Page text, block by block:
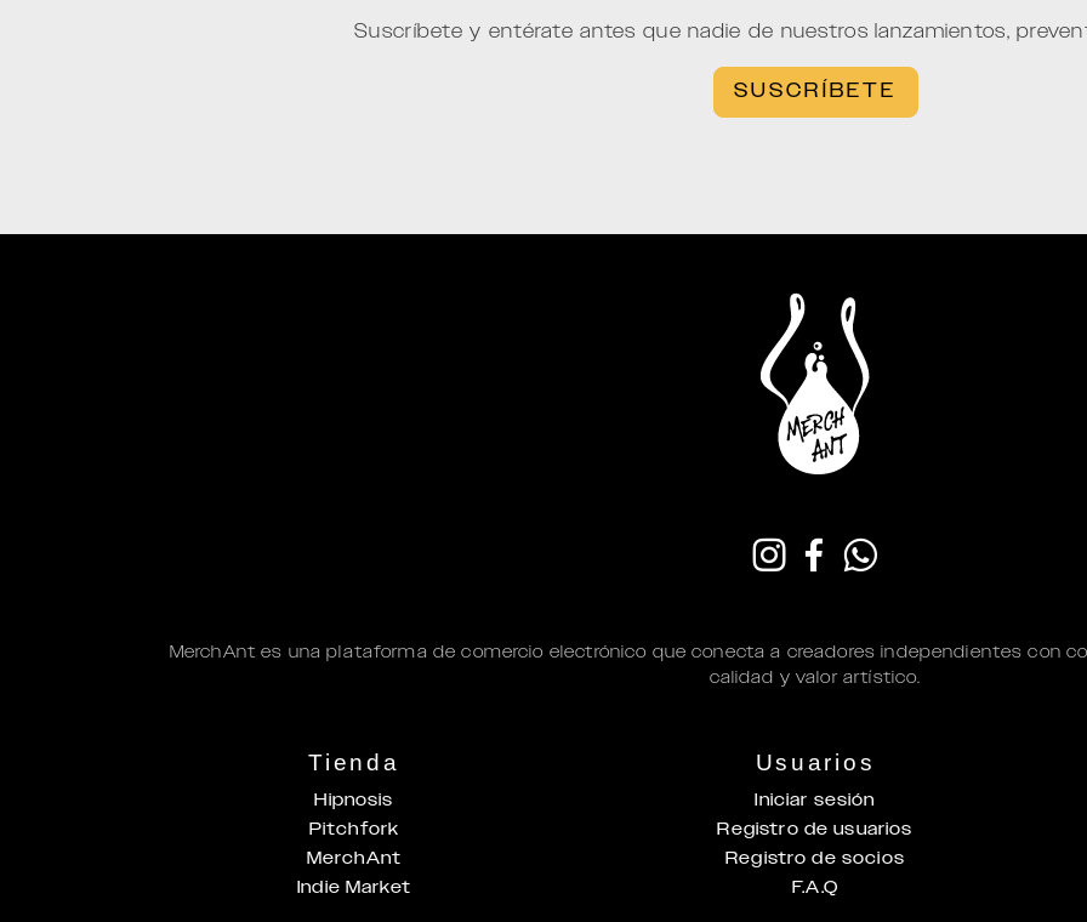
Suscríbete y entérate antes que nadie de nuestros lanzamientos,
SUSCRÍBETE
MerchAnt es una plataforma de comercio electrónico que conecta a creadores independientes con
calidad y valor artístico.
Tienda
Hipnosis
Pitchfork
MerchAnt
Indie Market
Usuarios
Iniciar sesión
Registro de usuarios
Registro de socios
F.A.Q